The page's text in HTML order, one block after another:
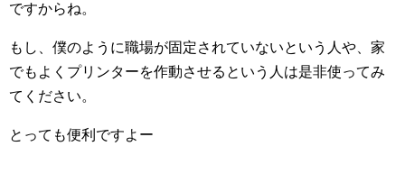
ですからね。
もし、僕のように職場が固定されていないという人や、家
でもよくプリンターを作動させるという人は是非使ってみ
てください。
とっても便利ですよー